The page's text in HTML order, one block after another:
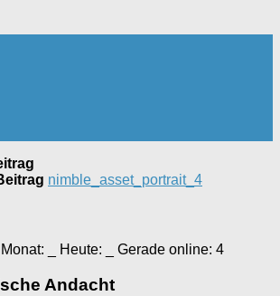
nimble_asset_portrait_4
Heute: Gerade online: 4
Andacht